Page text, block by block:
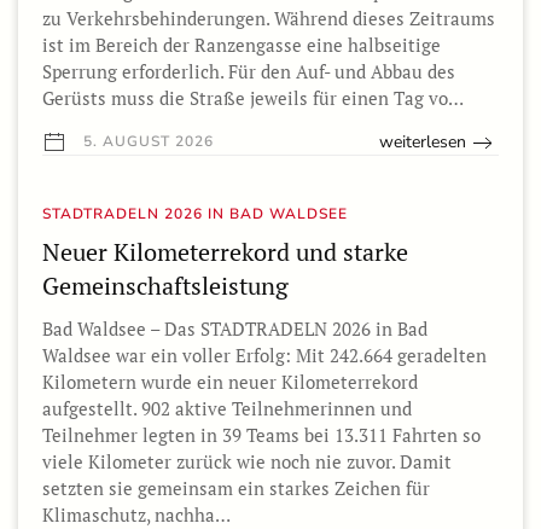
zu Verkehrsbehinderungen. Während dieses Zeitraums
ist im Bereich der Ranzengasse eine halbseitige
Sperrung erforderlich. Für den Auf- und Abbau des
Gerüsts muss die Straße jeweils für einen Tag vo…
5. AUGUST 2026 weiterlesen
STADTRADELN 2026 IN BAD WALDSEE
Neuer Kilometerrekord und starke
Gemeinschaftsleistung
Bad Waldsee – Das STADTRADELN 2026 in Bad
Waldsee war ein voller Erfolg: Mit 242.664 geradelten
Kilometern wurde ein neuer Kilometerrekord
aufgestellt. 902 aktive Teilnehmerinnen und
Teilnehmer legten in 39 Teams bei 13.311 Fahrten so
viele Kilometer zurück wie noch nie zuvor. Damit
setzten sie gemeinsam ein starkes Zeichen für
Klimaschutz, nachha…